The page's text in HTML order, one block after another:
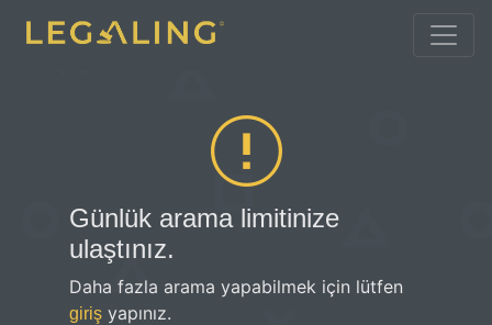
Günlük arama limitinize
ulaştınız.
Daha fazla arama yapabilmek için lütfen
giriş yapınız.